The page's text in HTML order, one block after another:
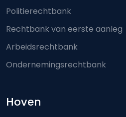
Politierechtbank
Rechtbank van eerste aanleg
Arbeidsrechtbank
Ondernemingsrechtbank
Hoven